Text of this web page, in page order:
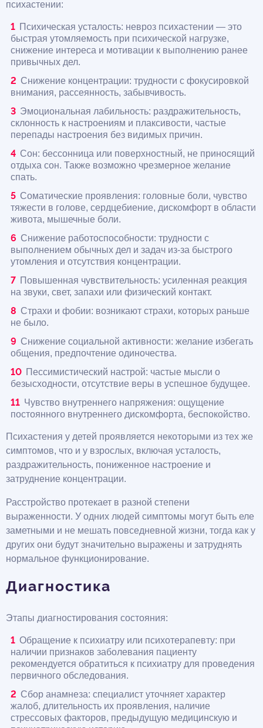
психастении:
Психическая усталость: невроз психастении — это
быстрая утомляемость при психической нагрузке,
снижение интереса и мотивации к выполнению ранее
привычных дел.
Снижение концентрации: трудности с фокусировкой
внимания, рассеянность, забывчивость.
Эмоциональная лабильность: раздражительность,
склонность к настроениям и плаксивости, частые
перепады настроения без видимых причин.
Сон: бессонница или поверхностный, не приносящий
отдыха сон. Также возможно чрезмерное желание
спать.
Соматические проявления: головные боли, чувство
тяжести в голове, сердцебиение, дискомфорт в области
живота, мышечные боли.
Снижение работоспособности: трудности с
выполнением обычных дел и задач из-за быстрого
утомления и отсутствия концентрации.
Повышенная чувствительность: усиленная реакция
на звуки, свет, запахи или физический контакт.
Страхи и фобии: возникают страхи, которых раньше
не было.
Снижение социальной активности: желание избегать
общения, предпочтение одиночества.
Пессимистический настрой: частые мысли о
безысходности, отсутствие веры в успешное будущее.
Чувство внутреннего напряжения: ощущение
постоянного внутреннего дискомфорта, беспокойство.
Психастения у детей проявляется некоторыми из тех же
симптомов, что и у взрослых, включая усталость,
раздражительность, пониженное настроение и
затруднение концентрации.
Расстройство протекает в разной степени
выраженности. У одних людей симптомы могут быть еле
заметными и не мешать повседневной жизни, тогда как у
других они будут значительно выражены и затруднять
нормальное функционирование.
Диагностика
Этапы диагностирования состояния:
Обращение к психиатру или психотерапевту: при
наличии признаков заболевания пациенту
рекомендуется обратиться к психиатру для проведения
первичного обследования.
Сбор анамнеза: специалист уточняет характер
жалоб, длительность их проявления, наличие
стрессовых факторов, предыдущую медицинскую и